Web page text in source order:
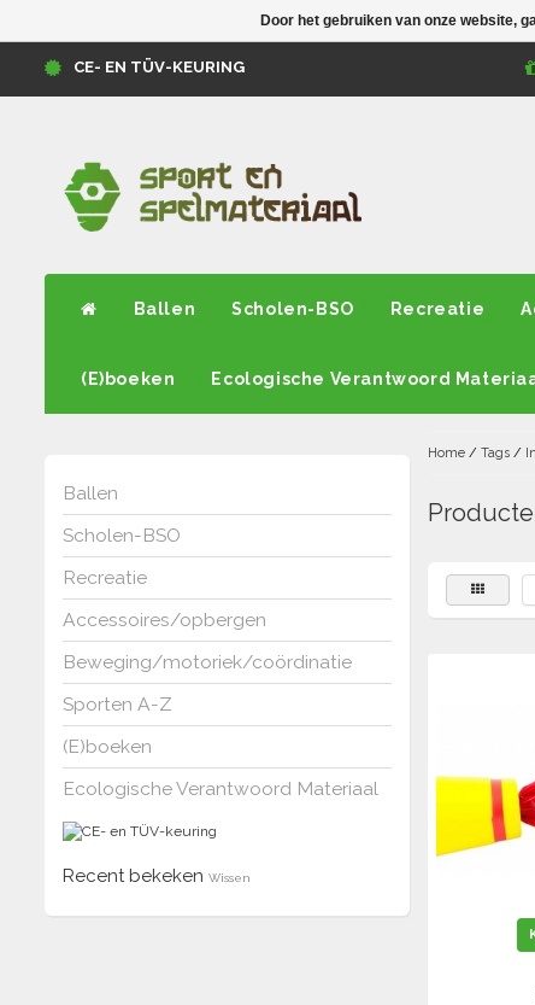
CE- EN TÜV-KEURING
Ballen Scholen-BSO Recreatie
(E)boeken Ecologische Verantwoord
Ballen
Scholen-BSO
Recreatie
Accessoires/opbergen
Beweging/motoriek/coördinatie
Sporten A-Z
(E)boeken
Ecologische Verantwoord Materiaal
Recent bekeken Wissen
Home/ Tags/
Door het gebruiken van onze website,